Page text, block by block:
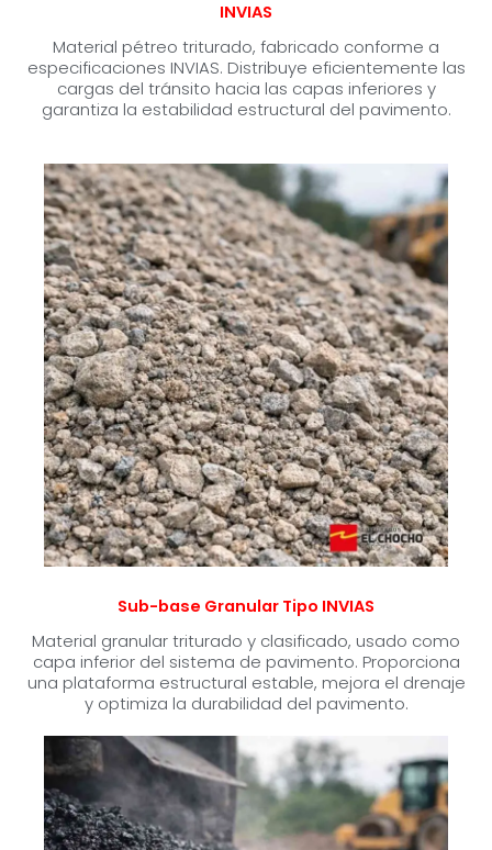
INVIAS
Material pétreo triturado, fabricado conforme a
especificaciones INVIAS. Distribuye eficientemente las
cargas del tránsito hacia las capas inferiores y
garantiza la estabilidad estructural del pavimento.
Sub-base Granular Tipo INVIAS
Material granular triturado y clasificado, usado como
capa inferior del sistema de pavimento. Proporciona
una plataforma estructural estable, mejora el drenaje
y optimiza la durabilidad del pavimento.